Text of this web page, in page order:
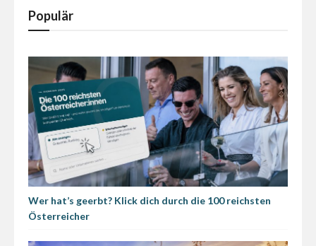
Populär
Wer hat’s geerbt? Klick dich durch die 100 reichsten
Österreicher